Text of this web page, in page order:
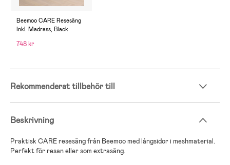
Beemoo CARE Resesäng
Inkl. Madrass, Black
748 kr
Rekommenderat tillbehör till
Beskrivning
Praktisk CARE resesäng från Beemoo med långsidor i meshmaterial.
Perfekt för resan eller som extrasäng.